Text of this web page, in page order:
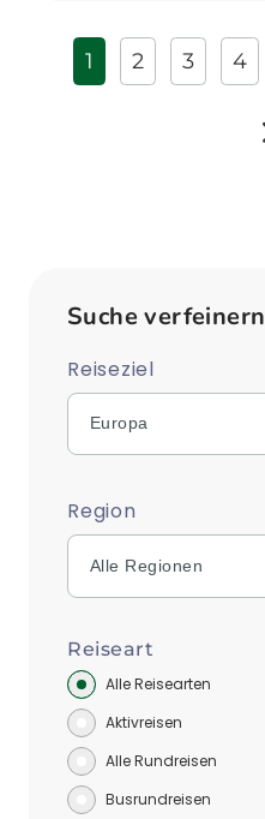
1 2 3 4
Suche verfeinern
Reiseziel
Europa
Region
Alle Regionen
Reiseart
Alle Reisearten
Aktivreisen
Alle Rundreisen
Busrundreisen